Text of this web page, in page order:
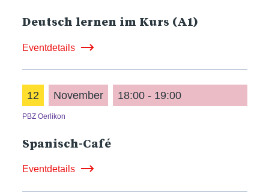
Deutsch lernen im Kurs (A1)
Eventdetails
12 November 18:00 - 19:00
PBZ Oerlikon
Spanisch-Café
Eventdetails